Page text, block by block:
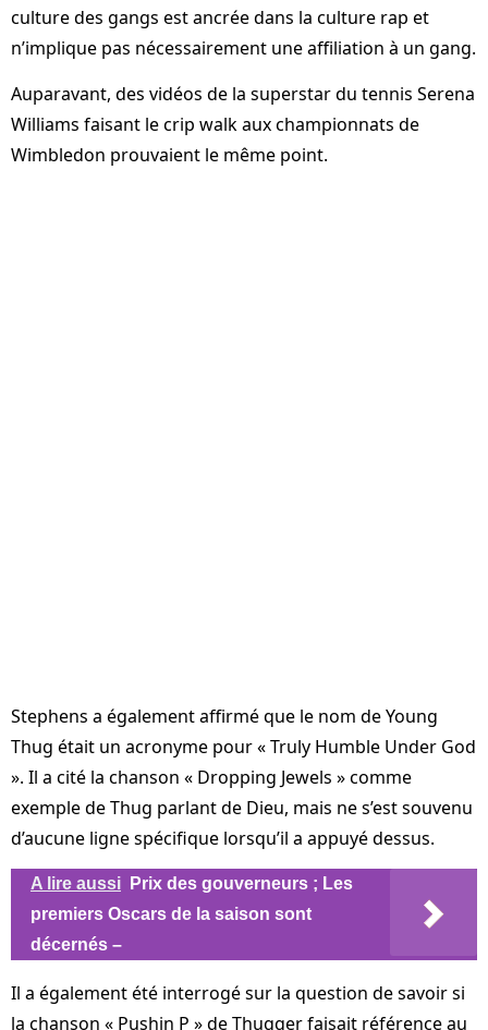
culture des gangs est ancrée dans la culture rap et
n’implique pas nécessairement une affiliation à un gang.
Auparavant, des vidéos de la superstar du tennis Serena
Williams faisant le crip walk aux championnats de
Wimbledon prouvaient le même point.
Stephens a également affirmé que le nom de Young
Thug était un acronyme pour « Truly Humble Under God
». Il a cité la chanson « Dropping Jewels » comme
exemple de Thug parlant de Dieu, mais ne s’est souvenu
d’aucune ligne spécifique lorsqu’il a appuyé dessus.
A lire aussi
Prix ​​des gouverneurs ; Les
premiers Oscars de la saison sont
décernés –
Il a également été interrogé sur la question de savoir si
la chanson « Pushin P » de Thugger faisait référence au